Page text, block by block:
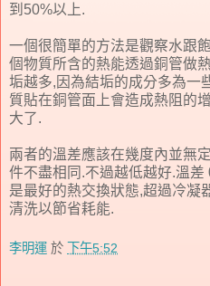
到50%以上.
一個很簡單的方法是觀察水跟
個物質所含的熱能透過銅管做
垢越多,因為結垢的成分多為一
質貼在銅管面上會造成熱阻的
大了.
兩者的溫差應該在幾度內並無
件不盡相同.不過越低越好.溫
是最好的熱交換狀態,超過冷凝
清洗以節省耗能.
李明運 於 下午5:52